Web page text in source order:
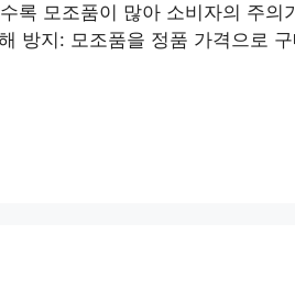
록 모조품이 많아 소비자의 주의
방지: 모조품을 정품 가격으로